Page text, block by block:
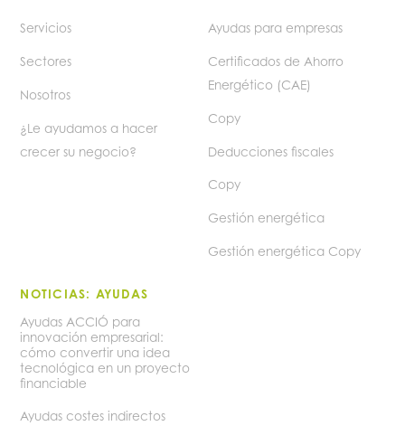
Servicios
Sectores
Nosotros
¿Le ayudamos a hacer
crecer su negocio?
Ayudas para empresas
Certificados de Ahorro
Energético (CAE)
Copy
Deducciones fiscales
Copy
Gestión energética
Gestión energética Copy
NOTICIAS: AYUDAS
Ayudas ACCIÓ para
innovación empresarial:
cómo convertir una idea
tecnológica en un proyecto
financiable
Ayudas costes indirectos